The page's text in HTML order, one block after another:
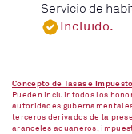
Servicio de
Incluido.
Concepto de Tasas e
Pueden incluir todos los
autoridades
terceros derivados de la
aranceles aduaneros,